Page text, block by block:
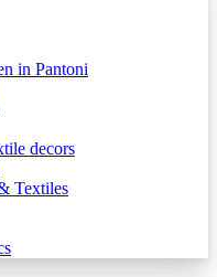
in Pantoni
decors
Textiles